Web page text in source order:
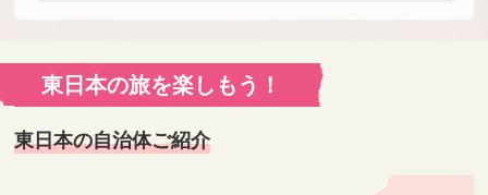
東日本の旅を楽しもう！
東日本の自治体ご紹介